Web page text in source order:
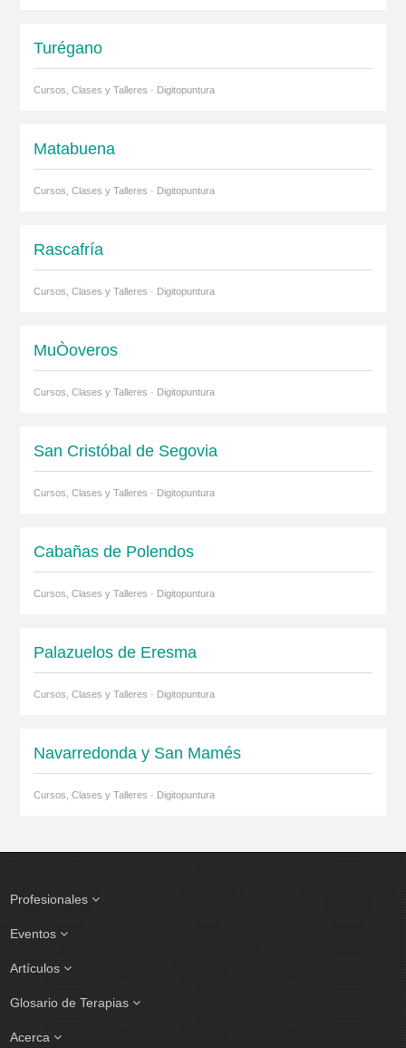
Turégano
Cursos, Clases y Talleres · Digitopuntura
Matabuena
Cursos, Clases y Talleres · Digitopuntura
Rascafría
Cursos, Clases y Talleres · Digitopuntura
MuÒoveros
Cursos, Clases y Talleres · Digitopuntura
San Cristóbal de Segovia
Cursos, Clases y Talleres · Digitopuntura
Cabañas de Polendos
Cursos, Clases y Talleres · Digitopuntura
Palazuelos de Eresma
Cursos, Clases y Talleres · Digitopuntura
Navarredonda y San Mamés
Cursos, Clases y Talleres · Digitopuntura
Profesionales
Eventos
Artículos
Glosario de Terapias
Acerca